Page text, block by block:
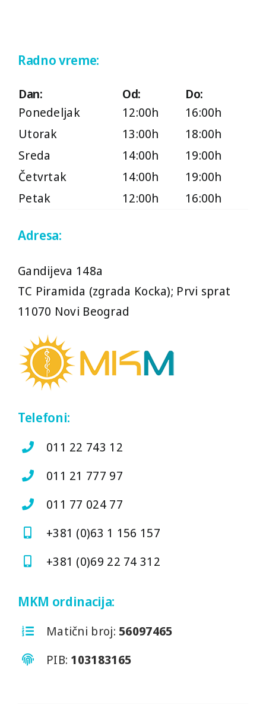
Radno vreme:
Dan: Od:
Do:
Ponedeljak
12:00h
16:00h
Utorak
13:00h
18:00h
Sreda
14:00h
19:00h
Četvrtak
14:00h
19:00h
Petak
12:00h 16:00h
Adresa:
Gandijeva 148a
TC Piramida (zgrada Kocka); Prvi sprat
11070 Novi Beograd
Telefoni:
011 22 743 12
011 21 777 97
011 77 024 77
+381 (0)63 1 156 157
+381 (0)69 22 74 312
MKM ordinacija:
Matični broj: 56097465
PIB: 103183165